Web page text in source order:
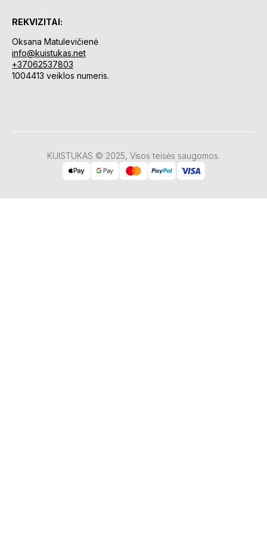
REKVIZITAI:
Oksana Matulevičienė
info@kuistukas.net
+37062537803
1004413 veiklos numeris.
KUISTUKAS © 2025, Visos teisės saugomos.